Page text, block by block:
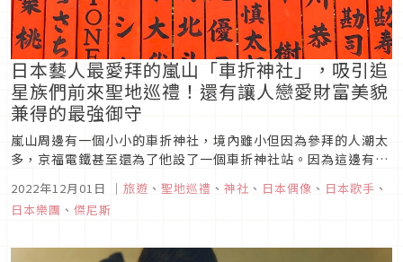
日本藝人最愛拜的嵐山「車折神社」，吸引追
星族們前來聖地巡禮！還有讓人戀愛財富美貌
兼得的最強御守
嵐山周邊有一個小小的車折神社，境內雖小但因為參拜的人潮太
多，京福電鐵甚至還為了他設了一個車折神社站。因為這邊有日
邊參拜，也成了日本迷妹的朝聖之地，大家都想來和寫有偶像的
名字的玉垣拍照。來此參拜除了尋找偶像的蹤跡之外，這邊還有
2022年12月01日 ｜ 旅遊 、 聖地巡禮 、 神社 、 日本偶像 、 日本歌手 、
日本樂團 、 傑尼斯